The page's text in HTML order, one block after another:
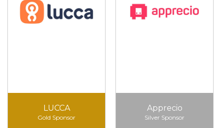
LUCCA
Gold Sponsor
Apprecio
Silver Sponsor